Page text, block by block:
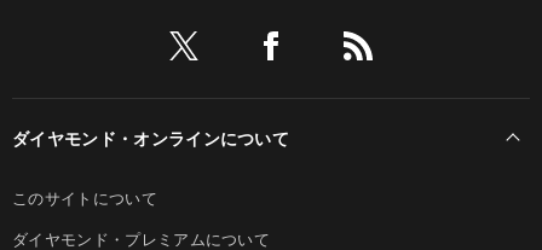
ダイヤモンド・オンラインについて
このサイトについて
ダイヤモンド・プレミアムについて